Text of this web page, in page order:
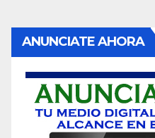
ANUNCIATE AHORA